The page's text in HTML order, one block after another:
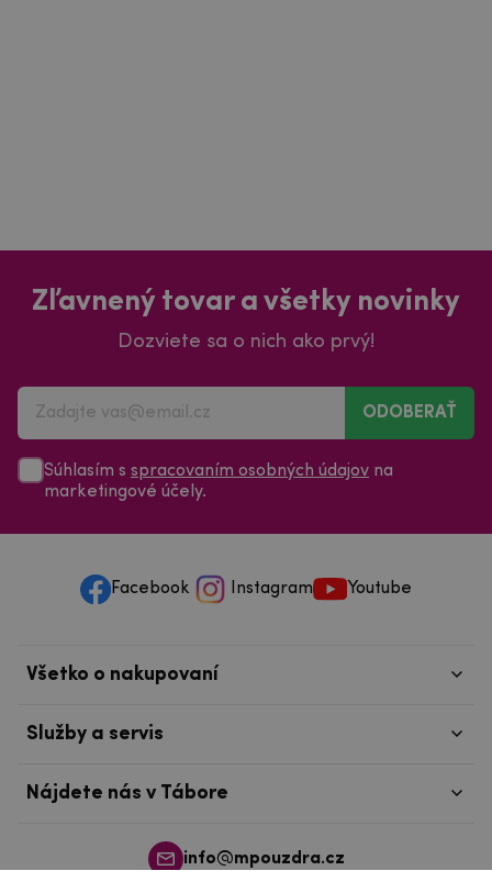
Zľavnený tovar a všetky novinky
Dozviete sa o nich ako prvý!
ODOBERAŤ
Súhlasím s spracovaním osobných údajov na
marketingové účely.
Facebook Instagram Youtube
info@mpouzdra.cz
Všetko o nakupovaní
Služby a servis
Nájdete nás v Tábore